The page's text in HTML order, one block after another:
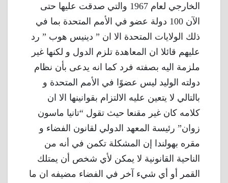
الخارجي لعام 1967 والتي صدقت عليها حتى
الآن 100 دولة عضو في الأمم المتحدة بما في
ذلك الولايات المتحدة الا ان ” دينيس هوب ” رد
عليهم قائلا ان المعاهدة تلزم الدول و لكنها غير
ملزمة اليه بصفته فرد كما انه يدعى بأن نظام
دولته الوليد ليس عضوًا في الأمم المتحدة و
بالتالي لا يتعين عليه الالتزام بقوانينها الا ان
كلامه كان غير مقنعا حيث تقول “تانيا ماسون
زوان” رئيسة المعهد الدولي لقانون الفضاء و
مقره بهولندا إن المشكلة تكمن في أنه من
الناحية القانونية لا يمكن لأي شخص أن يمتلك
القمر أو أي شيء آخر في الفضاء مضيفه ان ما